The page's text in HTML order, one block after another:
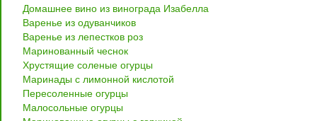
Домашнее вино из винограда Изабелла
Варенье из одуванчиков
Варенье из лепестков роз
Маринованный чеснок
Хрустящие соленые огурцы
Маринады с лимонной кислотой
Пересоленные огурцы
Малосольные огурцы